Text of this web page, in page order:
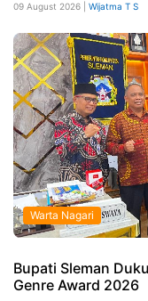
09 August 2026 | Wijatma T S
Warta Nagari
Bupati Sleman
Genre Award 2026